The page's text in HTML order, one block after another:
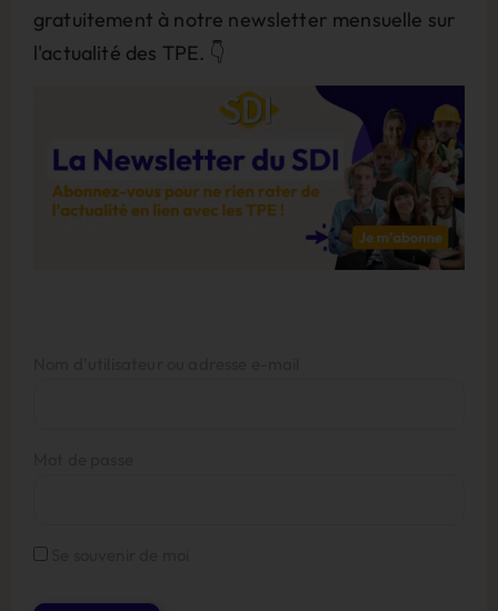
gratuitement à notre newsletter mensuelle sur
l'actualité des TPE. 👇